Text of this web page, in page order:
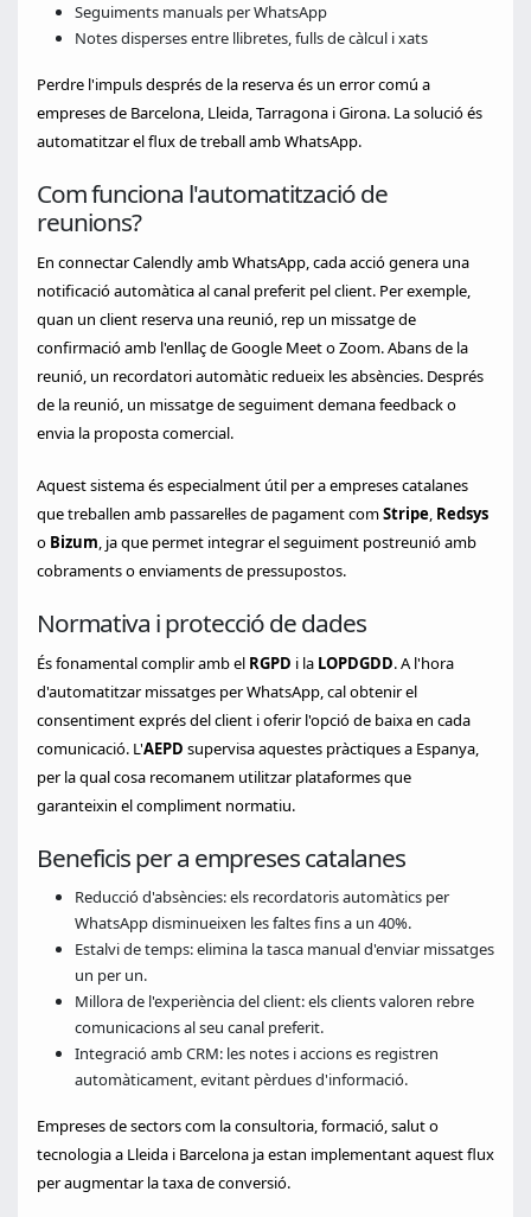
Seguiments manuals per WhatsApp
Notes disperses entre llibretes, fulls de càlcul i xats
Perdre l'impuls després de la reserva és un error comú a
empreses de Barcelona, Lleida, Tarragona i Girona. La solució és
automatitzar el flux de treball amb WhatsApp.
Com funciona l'automatització de
reunions?
En connectar Calendly amb WhatsApp, cada acció genera una
notificació automàtica al canal preferit pel client. Per exemple,
quan un client reserva una reunió, rep un missatge de
confirmació amb l'enllaç de Google Meet o Zoom. Abans de la
reunió, un recordatori automàtic redueix les absències. Després
de la reunió, un missatge de seguiment demana feedback o
envia la proposta comercial.
Aquest sistema és especialment útil per a empreses catalanes
que treballen amb passarel·les de pagament comStripe, Redsys
o Bizum, ja que permet integrar el seguiment postreunió amb
cobraments o enviaments de pressupostos.
Normativa i protecció de dades
És fonamental complir amb el RGPD i la LOPDGDD. A l'hora
d'automatitzar missatges per WhatsApp, cal obtenir el
consentiment exprés del client i oferir l'opció de baixa en cada
comunicació. L'AEPD supervisa aquestes pràctiques a Espanya,
per la qual cosa recomanem utilitzar plataformes que
garanteixin el compliment normatiu.
Beneficis per a empreses catalanes
Reducció d'absències: els recordatoris automàtics per
WhatsApp disminueixen les faltes fins a un 40%.
Estalvi de temps: elimina la tasca manual d'enviar missatges
un per un.
Millora de l'experiència del client: els clients valoren rebre
comunicacions al seu canal preferit.
Integració amb CRM: les notes i accions es registren
automàticament, evitant pèrdues d'informació.
Empreses de sectors com la consultoria, formació, salut o
tecnologia a Lleida i Barcelona ja estan implementant aquest flux
per augmentar la taxa de conversió.